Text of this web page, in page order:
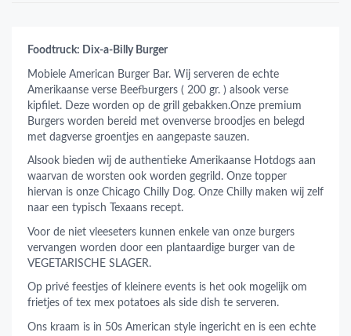
Foodtruck: Dix-a-Billy Burger
Mobiele American Burger Bar. Wij serveren de echte
Amerikaanse verse Beefburgers ( 200 gr. ) alsook verse
kipfilet. Deze worden op de grill gebakken.Onze premium
Burgers worden bereid met ovenverse broodjes en belegd
met dagverse groentjes en aangepaste sauzen.
Alsook bieden wij de authentieke Amerikaanse Hotdogs aan
waarvan de worsten ook worden gegrild. Onze topper
hiervan is onze Chicago Chilly Dog. Onze Chilly maken wij zelf
naar een typisch Texaans recept.
Voor de niet vleeseters kunnen enkele van onze burgers
vervangen worden door een plantaardige burger van de
VEGETARISCHE SLAGER.
Op privé feestjes of kleinere events is het ook mogelijk om
frietjes of tex mex potatoes als side dish te serveren.
Ons kraam is in 50s American style ingericht en is een echte